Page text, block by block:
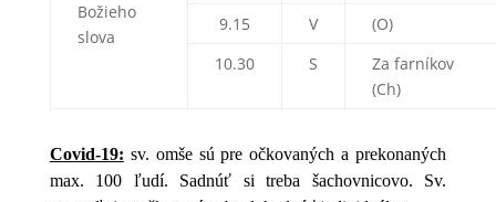
Božieho
slova
9.15
V
(O)
10.30
S
Za farníkov
(Ch)
Covid-19: sv. omše sú pre očkovaných a prekonaných
max. 100 ľudí. Sadnúť si treba šachovnicovo. Sv.